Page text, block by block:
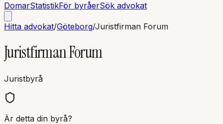
DomarStatistikFör byråerSök advokat
Hitta advokat/Göteborg/Juristfirman Forum
Juristfirman Forum
Juristbyrå
Är detta din byrå?